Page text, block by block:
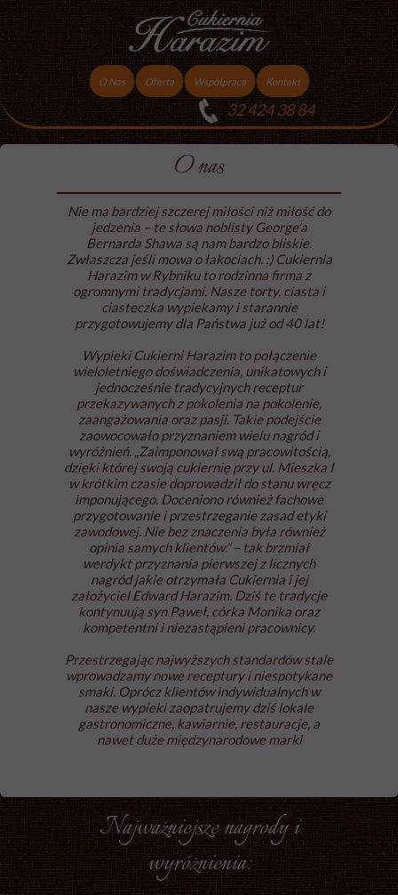
Najważniejsze nagrody i
wyróżnienia:
Nie ma bardziej szczerej miłości niż miłość do
jedzenia – te słowa noblisty George’a
Bernarda Shawa są nam bardzo bliskie.
Zwłaszcza jeśli mowa o łakociach. :) Cukiernia
Harazim w Rybniku to rodzinna firma z
ogromnymi tradycjami. Nasze torty, ciasta i
ciasteczka wypiekamy i starannie
przygotowujemy dla Państwa już od 40 lat!
Wypieki Cukierni Harazim to połączenie
wieloletniego doświadczenia, unikatowych i
jednocześnie tradycyjnych receptur
przekazywanych z pokolenia na pokolenie,
zaangażowania oraz pasji. Takie podejście
zaowocowało przyznaniem wielu nagród i
wyróżnień. „Zaimponował swą pracowitością,
dzięki której swoją cukiernię przy ul. Mieszka I
w krótkim czasie doprowadził do stanu wręcz
imponującego. Doceniono również fachowe
przygotowanie i przestrzeganie zasad etyki
zawodowej. Nie bez znaczenia była również
opinia samych klientów.”– tak brzmiał
werdykt przyznania pierwszej z licznych
nagród jakie otrzymała Cukiernia i jej
założyciel Edward Harazim. Dziś te tradycje
kontynuują syn Paweł, córka Monika oraz
kompetentni i niezastąpieni pracownicy.
Przestrzegając najwyższych standardów stale
wprowadzamy nowe receptury i niespotykane
smaki. Oprócz klientów indywidualnych w
nasze wypieki zaopatrujemy dziś lokale
gastronomiczne, kawiarnie, restauracje, a
nawet duże międzynarodowe marki
O nas
O Nas Oferta
Torty
Ciasta Świąteczne
Podziękowania dla gości
Współpraca
Praca
Kontakt
32 424 38 84